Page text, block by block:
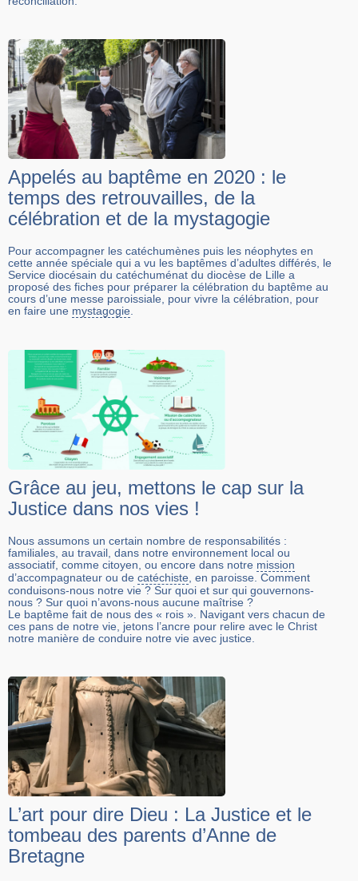
Appelés au baptême en 2020 : le
temps des retrouvailles, de la
célébration et de la mystagogie
Pour accompagner les catéchumènes puis les néophytes en
cette année spéciale qui a vu les baptêmes d’adultes différés, le
Service diocésain du catéchuménat du diocèse de Lille a
proposé des fiches pour préparer la célébration du baptême au
cours d’une messe paroissiale, pour vivre la célébration, pour
en faire une mystagogie.
Grâce au jeu, mettons le cap sur la
Justice dans nos vies !
Nous assumons un certain nombre de responsabilités :
familiales, au travail, dans notre environnement local ou
associatif, comme citoyen, ou encore dans notre mission
d’accompagnateur ou de catéchiste, en paroisse. Comment
conduisons-nous notre vie ? Sur quoi et sur qui gouvernons-
nous ? Sur quoi n’avons-nous aucune maîtrise ?
Le baptême fait de nous des « rois ». Navigant vers chacun de
ces pans de notre vie, jetons l’ancre pour relire avec le Christ
notre manière de conduire notre vie avec justice.
L’art pour dire Dieu : La Justice et le
tombeau des parents d’Anne de
Bretagne